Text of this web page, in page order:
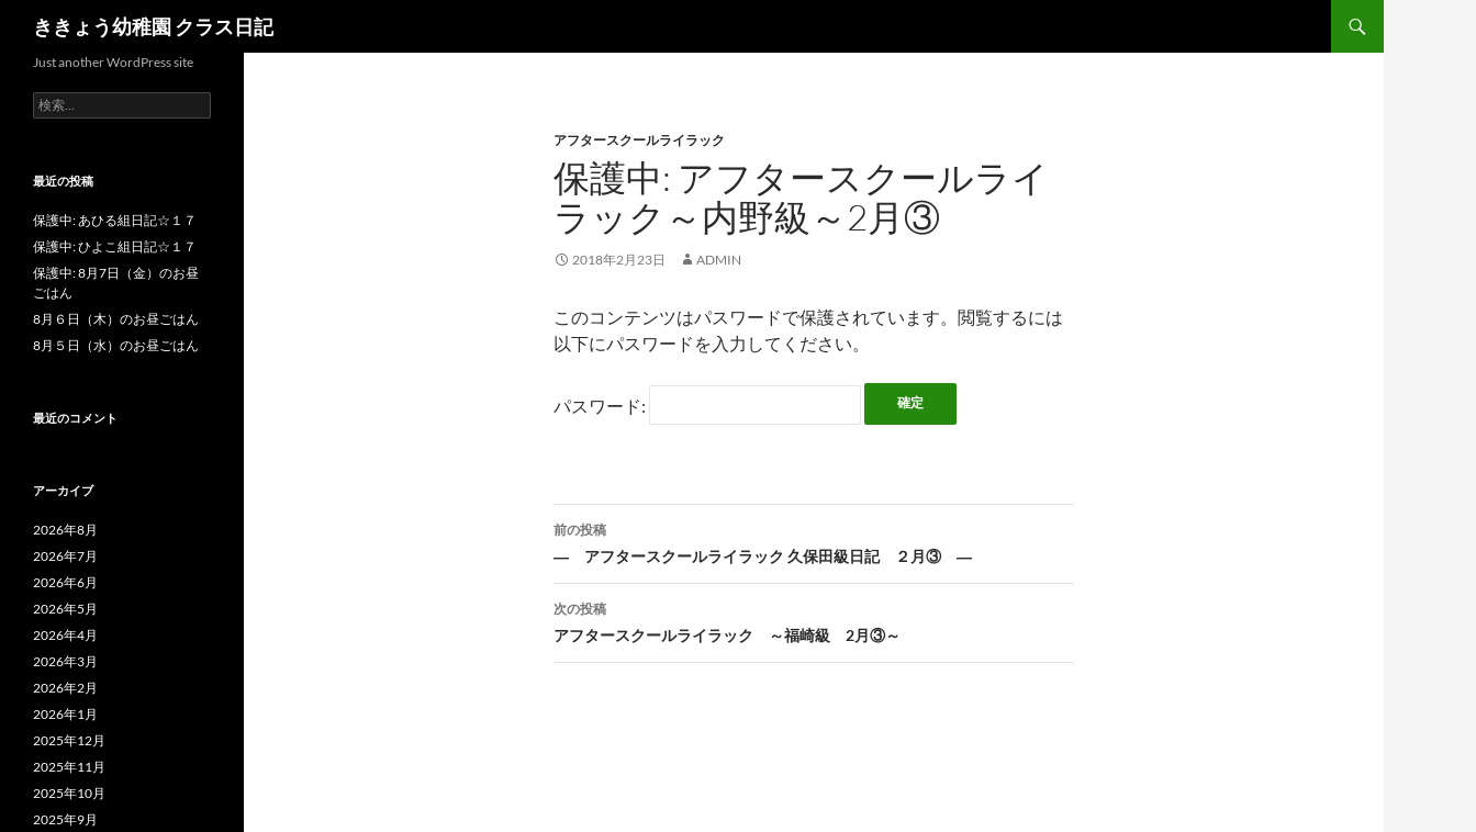
ききょう幼稚園 クラス日記
アフタースクールライラック
保護中: アフタースクールライ
ラック～内野級～2月③
2018年2月23日 ADMIN
このコンテンツはパスワードで保護されています。閲覧するには
以下にパスワードを入力してください。
パスワード:
投
稿
ナ
前の投稿
― アフタースクールライラック 久保田級日記 ２月③ ―
次の投稿
アフタースクールライラック ～福崎級 2月③～
Just another WordPress site
検
索
最近の投稿
保護中: あひる組日記☆１７
保護中: ひよこ組日記☆１７
保護中: 8月7日（金）のお昼
ごはん
8月６日（木）のお昼ごはん
8月５日（水）のお昼ごはん
最近のコメント
アーカイブ
2026年8月
2026年7月
2026年6月
2026年5月
2026年4月
2026年3月
2026年2月
2026年1月
2025年12月
2025年11月
2025年10月
2025年9月